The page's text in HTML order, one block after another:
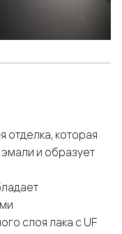
отделка, которая
и образует
слоя лака с UF